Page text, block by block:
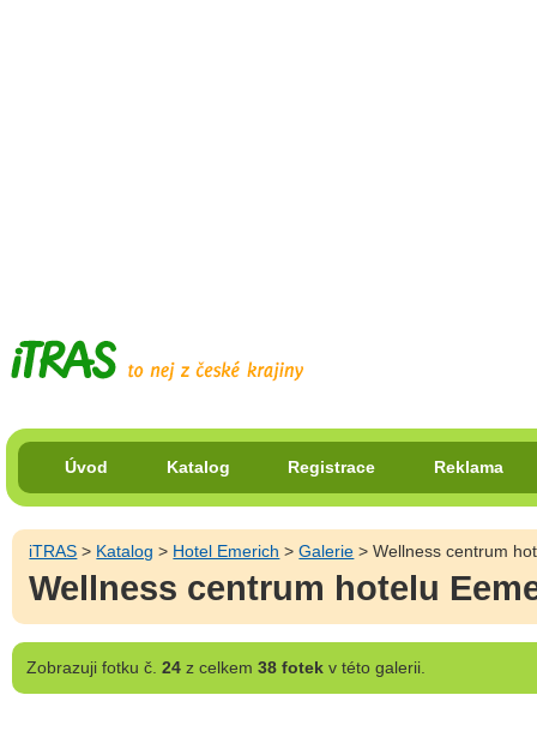
Úvod Katalog Registrace Reklama
iTRAS > Katalog > Hotel Emerich >Galerie > Wellness centrum
Wellness centrum hotelu
Zobrazujifotku č. 24z celkem 38 fotekv této galerii.